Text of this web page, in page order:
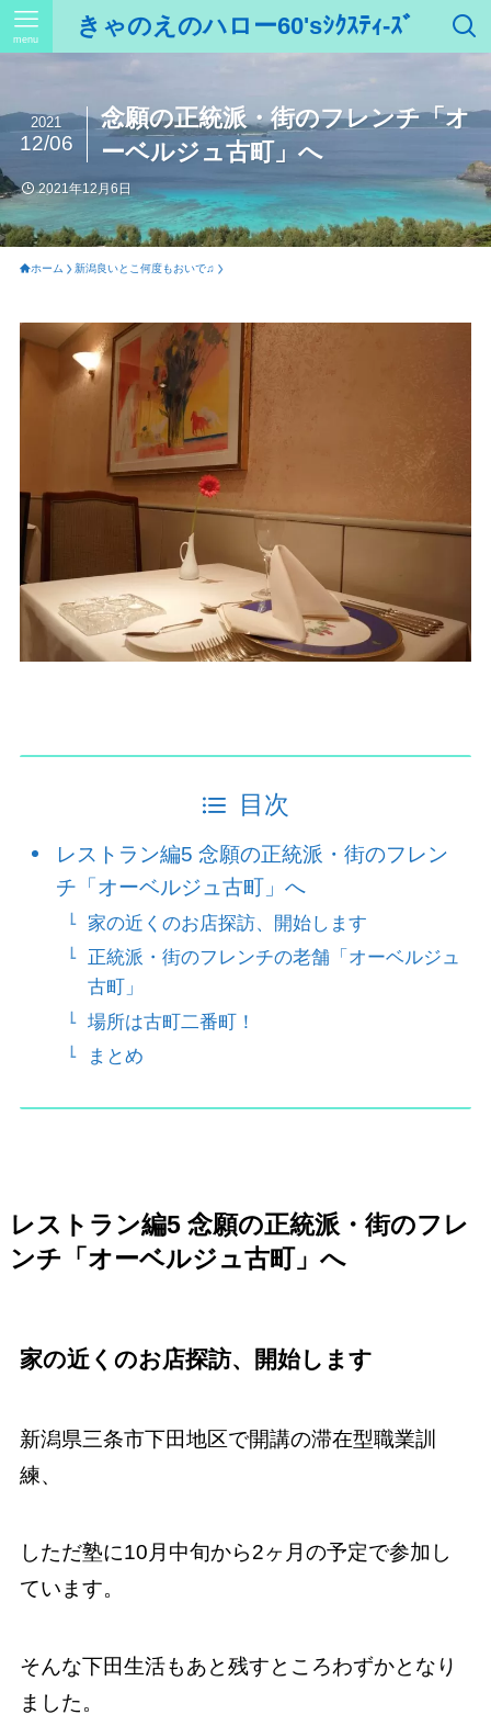
きゃのえのハロー60'sｼｸｽﾃｨ-ｽﾞ
menu
念願の正統派・街のフレンチ「オ
ーベルジュ古町」へ
2021
12/06
2021年12月6日
ホーム 新潟良いとこ何度もおいで♫
目次
レストラン編5 念願の正統派・街のフレン
チ「オーベルジュ古町」へ
家の近くのお店探訪、開始します
正統派・街のフレンチの老舗「オーベルジュ
古町」
場所は古町二番町！
まとめ
レストラン編5 念願の正統派・街のフレ
ンチ「オーベルジュ古町」へ
家の近くのお店探訪、開始します
新潟県三条市下田地区で開講の滞在型職業訓
練、
しただ塾に10月中旬から2ヶ月の予定で参加し
ています。
そんな下田生活もあと残すところわずかとなり
ました。